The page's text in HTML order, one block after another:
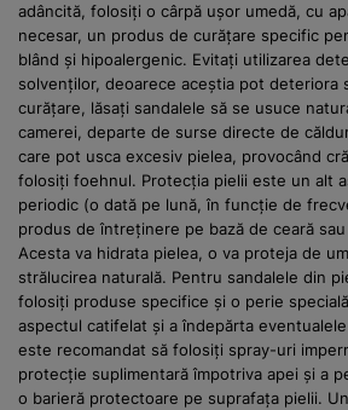
adâncită, folosiți o cârpă ușor umedă, cu
necesar, un produs de curățare specific
blând și hipoalergenic. Evitați utilizarea
solvenților, deoarece aceștia pot deteriora
curățare, lăsați sandalele să se usuce
camerei, departe de surse directe de
care pot usca excesiv pielea, provocând
folosiți foehnul. Protecția pielii este un alt
periodic (o dată pe lună, în funcție de
produs de întreținere pe bază de ceară
Acesta va hidrata pielea, o va proteja de
strălucirea naturală. Pentru sandalele din
folosiți produse specifice și o perie
aspectul catifelat și a îndepărta
este recomandat să folosiți spray-uri
protecție suplimentară împotriva apei și a
o barieră protectoare pe suprafața pielii.